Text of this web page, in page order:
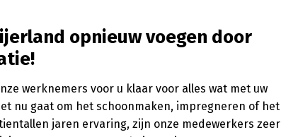
opnieuw voegen door
werknemers voor u klaar voor alles wat met uw
nu gaat om het schoonmaken, impregneren of het
jaren ervaring, zijn onze medewerkers zeer